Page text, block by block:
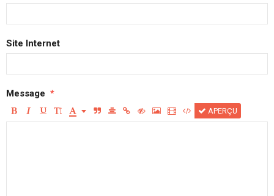
Site Internet
Message
APERÇU